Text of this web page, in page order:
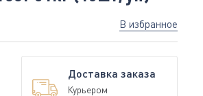
В избранное
Доставка заказа
Курьером